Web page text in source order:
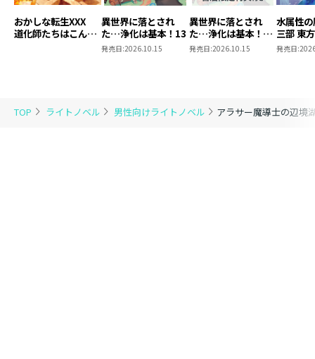
TOP ライトノベル 男性向けライトノベル アラサー魔導士の辺境
おかしな転生XXX
道化師たちはこんが
異世界に落とされ
た…浄化は基本！13
発売日:2026.10.15
異世界に落とされ
た…浄化は基本！
13【ピッコマ限定
発売日:2026.10.15
水属性
三部 東
発売日: